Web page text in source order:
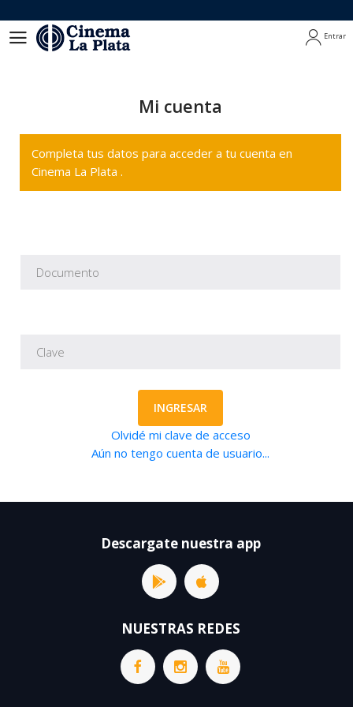
Entrar
Mi cuenta
Completa tus datos para acceder a tu cuenta en
Cinema La Plata .
INGRESAR
Olvidé mi clave de acceso
Aún no tengo cuenta de usuario...
Descargate nuestra app
NUESTRAS REDES